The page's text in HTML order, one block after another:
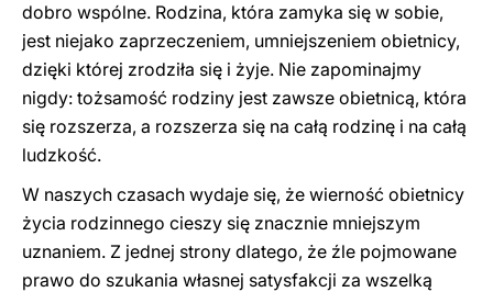
dobro wspólne. Rodzina, która zamyka się w sobie,
jest niejako zaprzeczeniem, umniejszeniem obietnicy,
dzięki której zrodziła się i żyje. Nie zapominajmy
nigdy: tożsamość rodziny jest zawsze obietnicą, która
się rozszerza, a rozszerza się na całą rodzinę i na całą
ludzkość.
W naszych czasach wydaje się, że wierność obietnicy
życia rodzinnego cieszy się znacznie mniejszym
uznaniem. Z jednej strony dlatego, że źle pojmowane
prawo do szukania własnej satysfakcji za wszelką